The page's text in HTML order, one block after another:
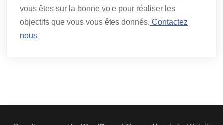
vous êtes sur la bonne voie pour réaliser les
objectifs que vous vous êtes donnés. Contactez
nous